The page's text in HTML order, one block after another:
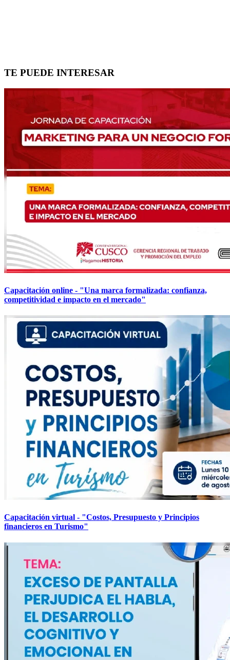
TE PUEDE INTERESAR
Capacitación online - "Una marca formalizada: confianza,
competitividad e impacto en el mercado"
Capacitación virtual - "Costos, Presupuesto y Principios
financieros en Turismo"